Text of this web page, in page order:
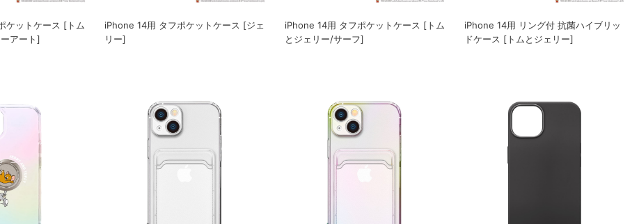
ケットケース [トム
アート]
iPhone 14用 タフポケットケース [ジェ
リー]
iPhone 14用 タフポケットケース [トム
とジェリー/サーフ]
iPhone 14用 リング付 抗菌ハイブリッ
ドケース [トムとジェリー]